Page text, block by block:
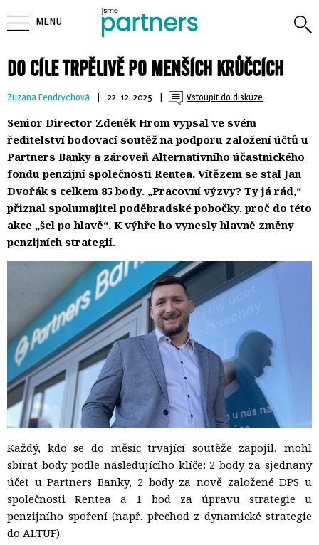
DO CÍLE TRPĚLIVĚ PO MENŠÍCH KRŮČCÍCH
Zuzana Fendrychová | 22. 12. 2025 | Vstoupit do diskuze
Senior Director Zdeněk Hrom vypsal ve svém
ředitelství bodovací soutěž na podporu založení účtů u
Partners Banky a zároveň Alternativního účastnického
fondu penzijní společnosti Rentea. Vítězem se stal Jan
Dvořák s celkem 85 body. „Pracovní výzvy? Ty já rád,“
přiznal spolumajitel poděbradské pobočky, proč do této
akce „šel po hlavě“. K výhře ho vynesly hlavně změny
penzijních strategií.
Každý, kdo se do měsíc trvající soutěže zapojil, mohl
sbírat body podle následujícího klíče: 2 body za sjednaný
účet u Partners Banky, 2 body za nově založené DPS u
společnosti Rentea a 1 bod za úpravu strategie u
penzijního spoření (např. přechod z dynamické strategie
do ALTUF).
MENU